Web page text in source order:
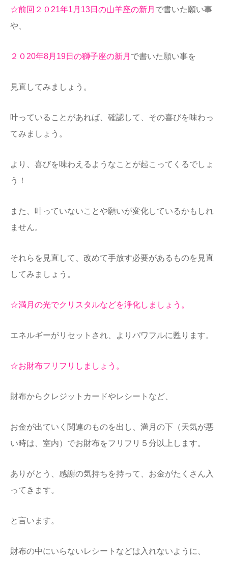
☆前回２０21年1 月13日 の山羊座の新月 で書いた願い事
や、
２０20年8月19日の獅子座の新月 で書いた願い事を
見直してみましょう。
叶っていることがあれば、確認して、その喜びを味わっ
てみましょう。
より、喜びを味わえるようなことが起こってくるでしょ
う！
また、叶っていないことや願いが変化しているかもしれ
ません。
それらを見直して、改めて手放す必要があるものを見直
してみましょう。
☆満月の光でクリスタルなどを浄化しましょう。
エネルギーがリセットされ、よりパワフルに甦ります。
☆お財布フリフリしましょう。
財布からクレジットカードやレシートなど、
お金が出ていく関連のものを出し、満月の下（天気が悪
い時は、室内）でお財布をフリフリ５分以上します。
あり がとう、感謝の気持ちを持って、お金がたくさん入
ってきます。
と言います。
財布の中にいらないレシートなどは入れないように、